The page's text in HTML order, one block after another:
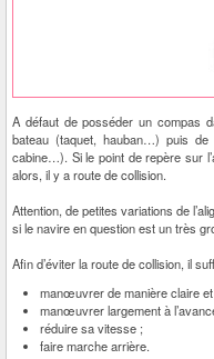
A défaut de posséder un compas
bateau (taquet, hauban…) puis
cabine…). Si le point de repère sur
alors, il y a route de collision.
Attention, de petites variations de
si le navire en question est un très
Afin d’éviter la route de collision, il
manœuvrer de manière claire
manœuvrer largement à
réduire sa vitesse ;
faire marche arrière.